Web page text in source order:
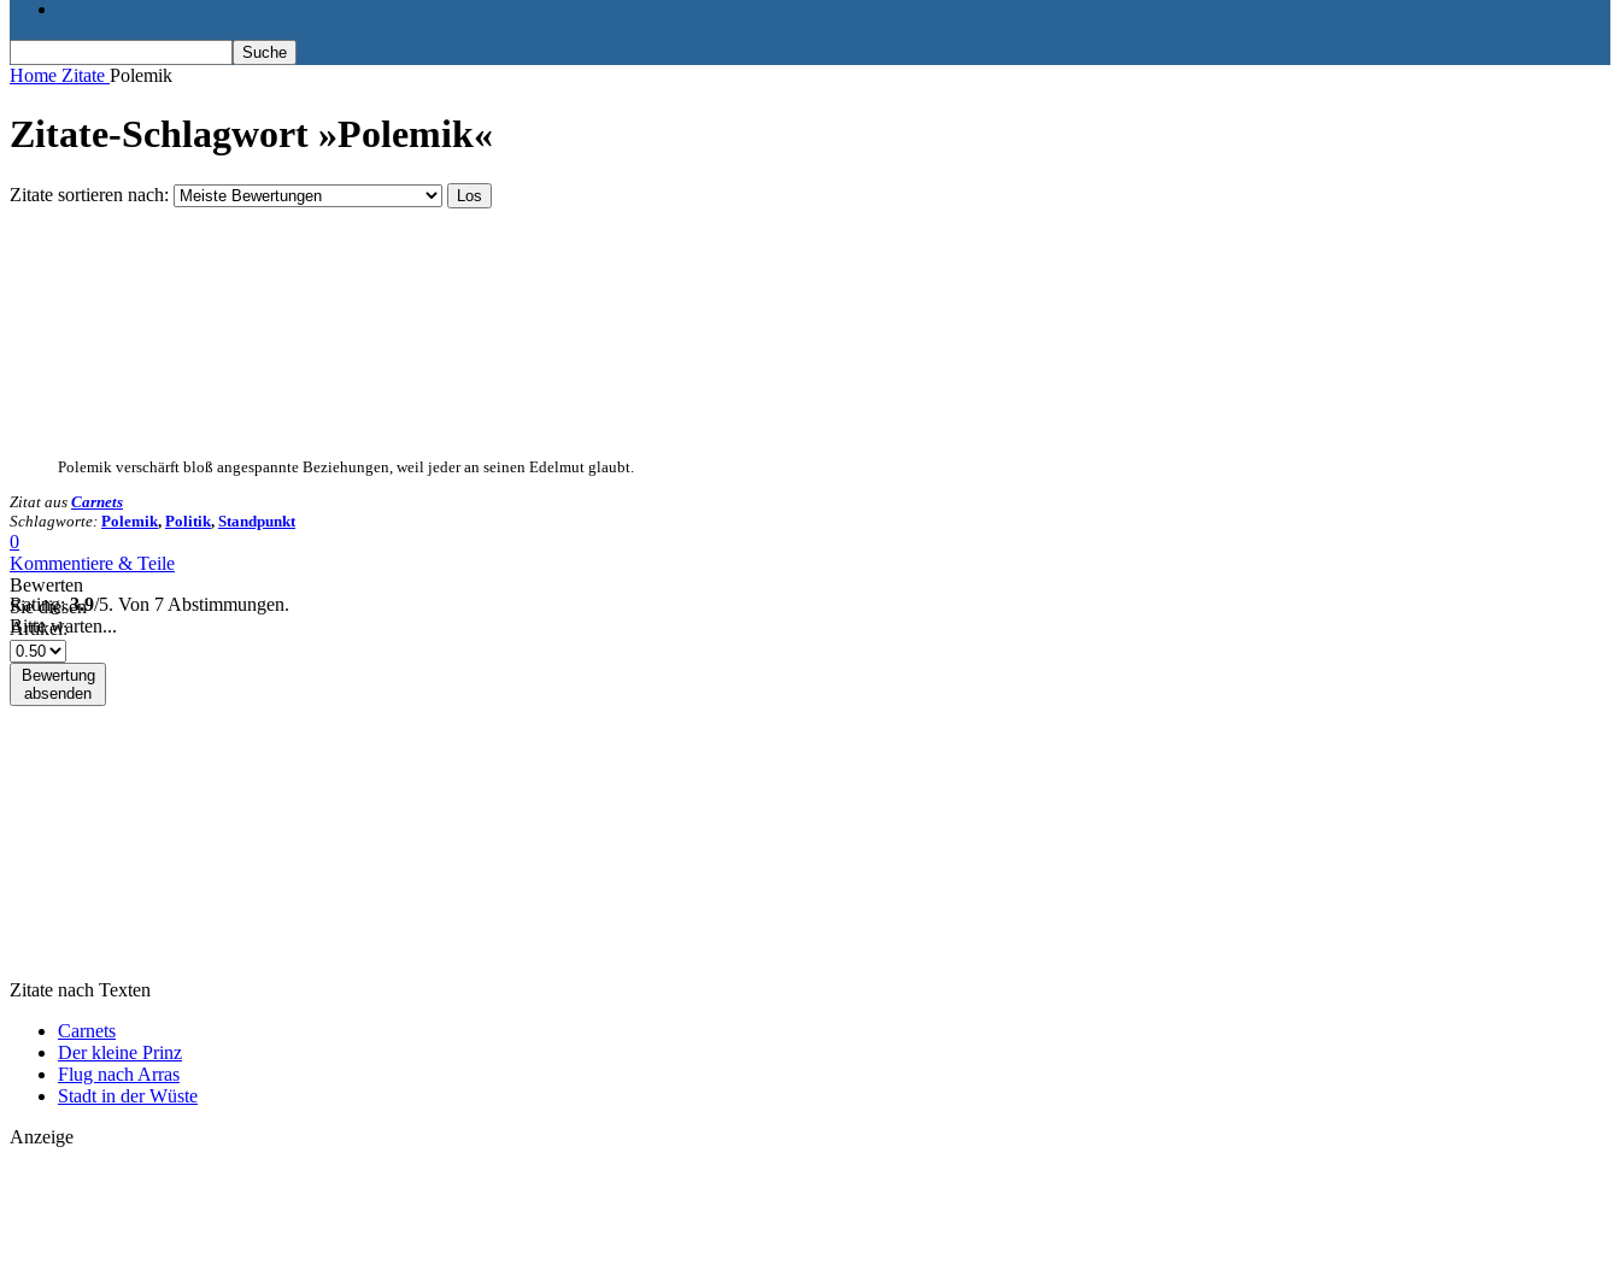
Home Zitate Polemik
Zitate-Schlagwort »Polemik«
Zitate sortieren nach:
Polemik verschärft bloß angespannte Beziehungen, weil jeder an seinen Edelmut glaubt.
Zitat aus Carnets
Schlagworte: Polemik, Politik, Standpunkt
0
Kommentiere & Teile
Bewerten
Sie diesen
Artikel:
Bewertung
absenden
Rating:3.9/5. Von 7 Abstimmungen.
Bitte warten...
Zitate nach Texten
Carnets
Der kleine Prinz
Flug nach Arras
Stadt in der Wüste
Anzeige